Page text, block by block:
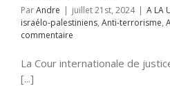
ParAndre | juillet 21st, 2024 | A LA
israélo-palestiniens, Anti-terrorisme,
commentaire
La Cour internationale de
[...]